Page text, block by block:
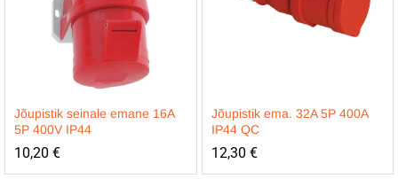
Jõupistik seinale emane 16A
5P 400V IP44
10,20 €
Jõupistik ema. 32A 5P 400A
IP44 QC
12,30 €